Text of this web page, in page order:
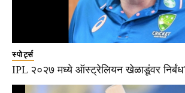
स्पोर्ट्स
IPL २०२७ मध्ये ऑस्ट्रेलियन खेळाडूंवर